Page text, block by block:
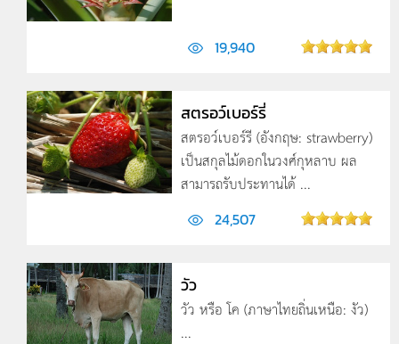
19,940
สตรอว์เบอร์รี่
สตรอว์เบอร์รี (อังกฤษ: strawberry)
เป็นสกุลไม้ดอกในวงศ์กุหลาบ ผล
สามารถรับประทานได้ ...
24,507
วัว
วัว หรือ โค (ภาษาไทยถิ่นเหนือ: งัว)
...